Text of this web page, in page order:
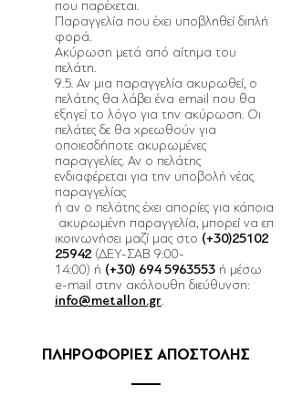
που παρέχεται.
Παραγγελία που έχει υποβληθεί διπλή
φορά.
Ακύρωση μετά από αίτημα του
πελάτη.
9.5. Αν μια παραγγελία ακυρωθεί, ο
πελάτης θα λάβει ένα email που θα
εξηγεί το λόγο για την ακύρωση. Οι
πελάτες δε θα χρεωθούν για
οποιεσδήποτε ακυρωμένες
παραγγελίες. Αν ο πελάτης
ενδιαφέρεται για την υποβολή νέας
παραγγελίας
ή αν ο πελάτης έχει απορίες για κάποια
ακυρωμένη παραγγελία, μπορεί να επ
ικοινωνήσει μαζί μας στο (+30)25102
25942 (ΔΕΥ-ΣΑΒ 9:00-
14:00) ή (+30) 694 5963553 ή μέσω
e-mail στην ακόλουθη διεύθυνση:
info@metallon.gr.
ΠΛΗΡΟΦΟΡΙΕΣ ΑΠΟΣΤΟΛΗΣ